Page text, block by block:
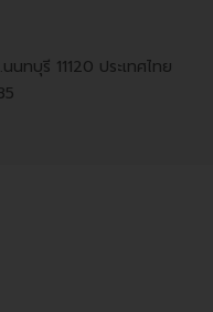
ทบุรี 11120 ประเทศไทย